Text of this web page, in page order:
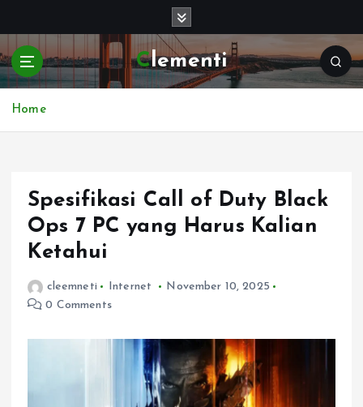
p
t
Clementi
Home
Spesifikasi Call of Duty Black
Ops 7 PC yang Harus Kalian
Ketahui
cleemneti Internet
November 10, 2025
0 Comments